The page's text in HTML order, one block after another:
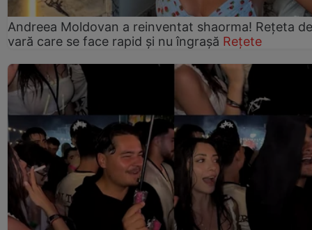
Andreea Moldovan a reinventat shaorma! Rețeta de
vară care se face rapid și nu îngrașă Rețete